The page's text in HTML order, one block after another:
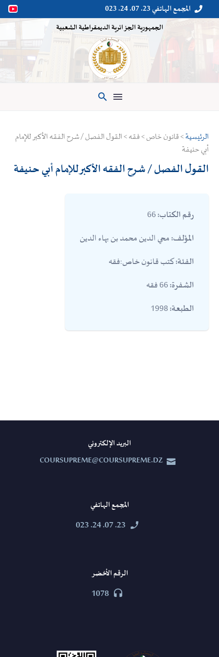

 المجمع الهاتفي 23. 07. 24. 023
الجمهورية الجزائرية الديمقراطية الشعبية

الرئيسية> قانون خاص > فقه > القول الفصل / شرح الفقه الأكبر للإمام
أبي حنيفة
القول الفصل / شرح الفقه الأكبر للإمام أبي حنيفة
رقم الكتاب:
المؤلف:محي الدين محمد بن بهاء الدين
الفئة:كتب قانون خاص:فقه
الشفرة:
الطبعة:
البريد الإلكتروني


COURSUPREME@COURSUPREME.DZ
المجمع الهاتفي


23. 07. 24. 023
الرقم الأخضر


1078